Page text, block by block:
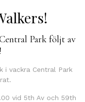
Park följt av
i vackra Central Park
vid 5th Av och 59th